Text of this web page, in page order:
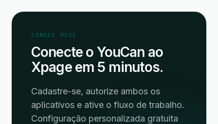
COMECE HOJE
Conecte o YouCan ao
Xpage em 5 minutos.
Cadastre-se, autorize ambos os
aplicativos e ative o fluxo de trabalho.
Configuração personalizada gratuita